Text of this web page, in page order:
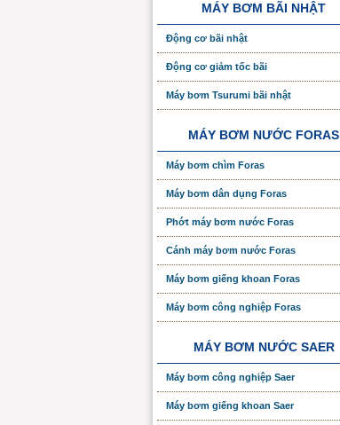
MÁY BƠM BÃI NHẬT
Động cơ bãi nhật
Động cơ giảm tốc bãi
Máy bơm Tsurumi bãi nhật
MÁY BƠM NƯỚC FORAS
Máy bơm chìm Foras
Máy bơm dân dụng Foras
Phớt máy bơm nước Foras
Cánh máy bơm nước Foras
Máy bơm giếng khoan Foras
Máy bơm công nghiệp Foras
MÁY BƠM NƯỚC SAER
Máy bơm công nghiệp Saer
Máy bơm giếng khoan Saer